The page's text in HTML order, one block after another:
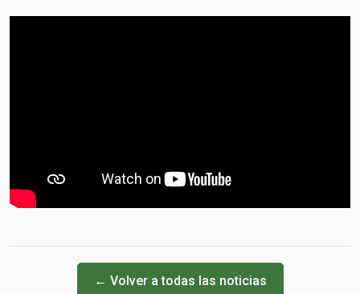
← Volver a todas las noticias